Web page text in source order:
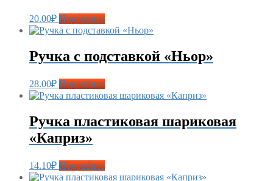
20.00₽ Подробнее
Ручка с подставкой «Ньор»
28.00₽ Подробнее
Ручка пластиковая шариковая
«Каприз»
14.10₽ Подробнее